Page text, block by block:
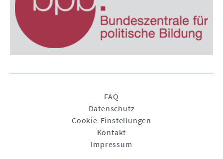
FAQ
Datenschutz
Cookie-Einstellungen
Kontakt
Impressum